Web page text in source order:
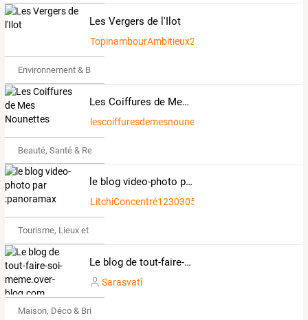
Les Vergers de l'Ilot
TopinambourAmbitieux2533509
Environnement & Bio
Les Coiffures de Mes Nounettes
lescoiffuresdemesnounettes
Beauté, Santé & Remise en forme
le blog video-photo par :panoramax
LitchiConcentré1230305
Tourisme, Lieux et Événements
Le blog de tout-faire-soi-meme.over-blog.com
Sarasvatî
Maison, Déco & Bricolage